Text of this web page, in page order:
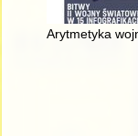
Arytmetyka